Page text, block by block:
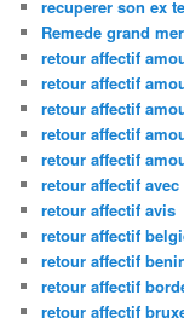
recuperer son ex
Remede grand
retour affectif
retour affectif
retour affectif
retour affectif
retour affectif
retour affectif
retour affectif avis
retour affectif
retour affectif
retour affectif
retour affectif